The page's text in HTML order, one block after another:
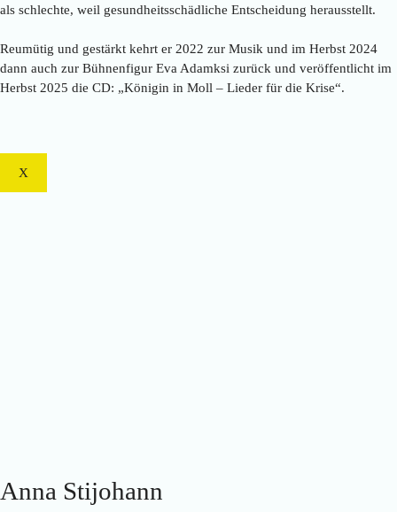
als schlechte, weil gesundheitsschädliche Entscheidung herausstellt.
Reumütig und gestärkt kehrt er 2022 zur Musik und im Herbst 2024
dann auch zur Bühnenfigur Eva Adamksi zurück und veröffentlicht im
Herbst 2025 die CD: „Königin in Moll – Lieder für die Krise“.
X
Anna Stijohann